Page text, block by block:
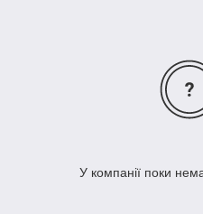
У компанії поки